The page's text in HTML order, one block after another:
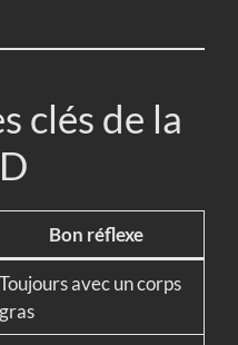
clés de la
Bon réflexe
Toujours avec un corps
gras